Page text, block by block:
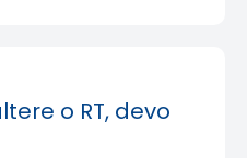
o RT, devo